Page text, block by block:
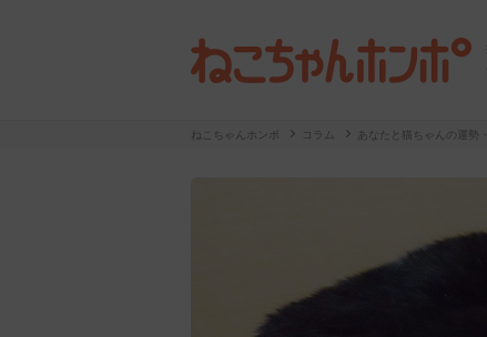
ねこちゃんホンポ コラム あなたと猫ちゃんの運勢